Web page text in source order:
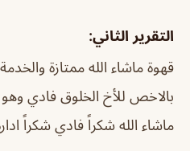
التقرير الثاني:
قهوة ماشاء الله ممتازة
بالاخص للأخ الخلوق فادي
ماشاء الله شكراً فادي شكراً